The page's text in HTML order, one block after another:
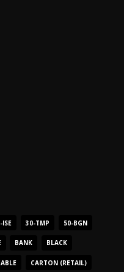
ISE 30-TMP 50-BGN
BANK BLACK
CARTON (RETAIL)